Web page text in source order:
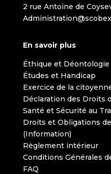
2 rue Antoine de
En savoir plus
Éthique et Déontologie
Études et Handicap
Exercice de la
Déclaration des Droits
Santé et Sécurité au
Droits et Obligations
(Information)
Règlement intérieur
Conditions Générales
FAQ